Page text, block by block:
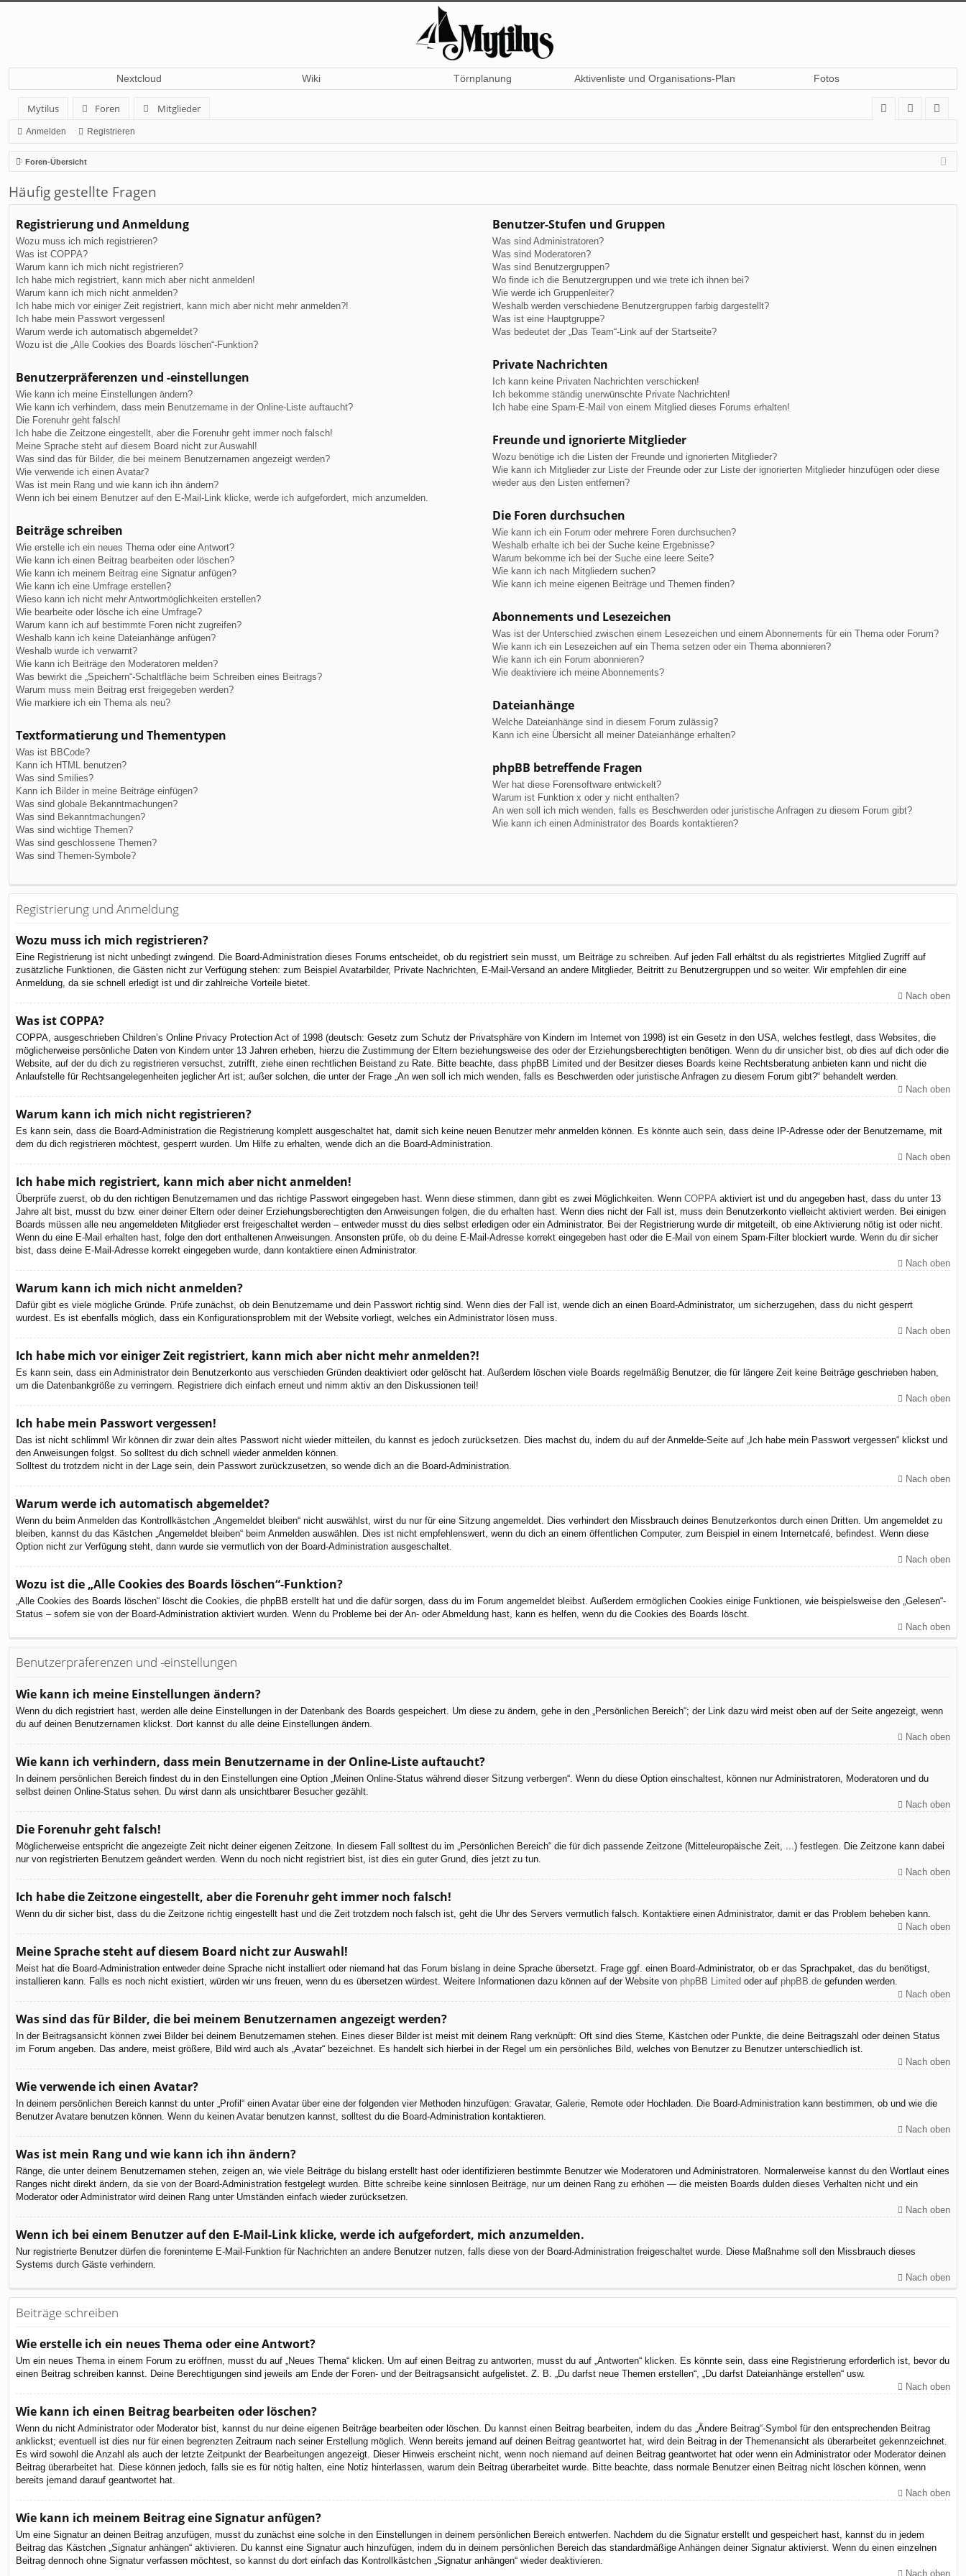
Nextcloud Wiki Törnplanung Aktivenliste und Organisations-Plan Fotos
Mytilus Foren
Mitglieder
Q
m
el
ist
rie
Anmelden Registrieren
Foren-Übersicht
Häufig gestellte Fragen
Registrierung und Anmeldung
Wozu muss ich mich registrieren?
Was ist COPPA?
Warum kann ich mich nicht registrieren?
Ich habe mich registriert, kann mich aber nicht anmelden!
Warum kann ich mich nicht anmelden?
Ich habe mich vor einiger Zeit registriert, kann mich aber nicht mehr anmelden?!
Ich habe mein Passwort vergessen!
Warum werde ich automatisch abgemeldet?
Wozu ist die „Alle Cookies des Boards löschen“-Funktion?
Benutzerpräferenzen und -einstellungen
Wie kann ich meine Einstellungen ändern?
Wie kann ich verhindern, dass mein Benutzername in der Online-Liste auftaucht?
Die Forenuhr geht falsch!
Ich habe die Zeitzone eingestellt, aber die Forenuhr geht immer noch falsch!
Meine Sprache steht auf diesem Board nicht zur Auswahl!
Was sind das für Bilder, die bei meinem Benutzernamen angezeigt werden?
Wie verwende ich einen Avatar?
Was ist mein Rang und wie kann ich ihn ändern?
Wenn ich bei einem Benutzer auf den E-Mail-Link klicke, werde ich aufgefordert, mich anzumelden.
Beiträge schreiben
Wie erstelle ich ein neues Thema oder eine Antwort?
Wie kann ich einen Beitrag bearbeiten oder löschen?
Wie kann ich meinem Beitrag eine Signatur anfügen?
Wie kann ich eine Umfrage erstellen?
Wieso kann ich nicht mehr Antwortmöglichkeiten erstellen?
Wie bearbeite oder lösche ich eine Umfrage?
Warum kann ich auf bestimmte Foren nicht zugreifen?
Weshalb kann ich keine Dateianhänge anfügen?
Weshalb wurde ich verwarnt?
Wie kann ich Beiträge den Moderatoren melden?
Was bewirkt die „Speichern“-Schaltfläche beim Schreiben eines Beitrags?
Warum muss mein Beitrag erst freigegeben werden?
Wie markiere ich ein Thema als neu?
Textformatierung und Thementypen
Was ist BBCode?
Kann ich HTML benutzen?
Was sind Smilies?
Kann ich Bilder in meine Beiträge einfügen?
Was sind globale Bekanntmachungen?
Was sind Bekanntmachungen?
Was sind wichtige Themen?
Was sind geschlossene Themen?
Was sind Themen-Symbole?
Benutzer-Stufen und Gruppen
Was sind Administratoren?
Was sind Moderatoren?
Was sind Benutzergruppen?
Wo finde ich die Benutzergruppen und wie trete ich ihnen bei?
Wie werde ich Gruppenleiter?
Weshalb werden verschiedene Benutzergruppen farbig dargestellt?
Was ist eine Hauptgruppe?
Was bedeutet der „Das Team“-Link auf der Startseite?
Private Nachrichten
Ich kann keine Privaten Nachrichten verschicken!
Ich bekomme ständig unerwünschte Private Nachrichten!
Ich habe eine Spam-E-Mail von einem Mitglied dieses Forums erhalten!
Freunde und ignorierte Mitglieder
Wozu benötige ich die Listen der Freunde und ignorierten Mitglieder?
Wie kann ich Mitglieder zur Liste der Freunde oder zur Liste der ignorierten Mitglieder hinzufügen oder diese
wieder aus den Listen entfernen?
Die Foren durchsuchen
Wie kann ich ein Forum oder mehrere Foren durchsuchen?
Weshalb erhalte ich bei der Suche keine Ergebnisse?
Warum bekomme ich bei der Suche eine leere Seite?
Wie kann ich nach Mitgliedern suchen?
Wie kann ich meine eigenen Beiträge und Themen finden?
Abonnements und Lesezeichen
Was ist der Unterschied zwischen einem Lesezeichen und einem Abonnements für ein Thema oder Forum?
Wie kann ich ein Lesezeichen auf ein Thema setzen oder ein Thema abonnieren?
Wie kann ich ein Forum abonnieren?
Wie deaktiviere ich meine Abonnements?
Dateianhänge
Welche Dateianhänge sind in diesem Forum zulässig?
Kann ich eine Übersicht all meiner Dateianhänge erhalten?
phpBB betreffende Fragen
Wer hat diese Forensoftware entwickelt?
Warum ist Funktion x oder y nicht enthalten?
An wen soll ich mich wenden, falls es Beschwerden oder juristische Anfragen zu diesem Forum gibt?
Wie kann ich einen Administrator des Boards kontaktieren?
Registrierung und Anmeldung
Wozu muss ich mich registrieren?
Eine Registrierung ist nicht unbedingt zwingend. Die Board-Administration dieses Forums entscheidet, ob du registriert sein musst, um Beiträge zu schreiben. Auf jeden Fall erhältst du als registriertes Mitglied Zugriff auf
zusätzliche Funktionen, die Gästen nicht zur Verfügung stehen: zum Beispiel Avatarbilder, Private Nachrichten, E-Mail-Versand an andere Mitglieder, Beitritt zu Benutzergruppen und so weiter. Wir empfehlen dir eine
Anmeldung, da sie schnell erledigt ist und dir zahlreiche Vorteile bietet.
Nach oben
Was ist COPPA?
COPPA, ausgeschrieben Children’s Online Privacy Protection Act of 1998 (deutsch: Gesetz zum Schutz der Privatsphäre von Kindern im Internet von 1998) ist ein Gesetz in den USA, welches festlegt, dass Websites, die
möglicherweise persönliche Daten von Kindern unter 13 Jahren erheben, hierzu die Zustimmung der Eltern beziehungsweise des oder der Erziehungsberechtigten benötigen. Wenn du dir unsicher bist, ob dies auf dich oder die
Website, auf der du dich zu registrieren versuchst, zutrifft, ziehe einen rechtlichen Beistand zu Rate. Bitte beachte, dass phpBB Limited und der Besitzer dieses Boards keine Rechtsberatung anbieten kann und nicht die
Anlaufstelle für Rechtsangelegenheiten jeglicher Art ist; außer solchen, die unter der Frage „An wen soll ich mich wenden, falls es Beschwerden oder juristische Anfragen zu diesem Forum gibt?“ behandelt werden.
Nach oben
Warum kann ich mich nicht registrieren?
Es kann sein, dass die Board-Administration die Registrierung komplett ausgeschaltet hat, damit sich keine neuen Benutzer mehr anmelden können. Es könnte auch sein, dass deine IP-Adresse oder der Benutzername, mit
dem du dich registrieren möchtest, gesperrt wurden. Um Hilfe zu erhalten, wende dich an die Board-Administration.
Nach oben
Ich habe mich registriert, kann mich aber nicht anmelden!
Überprüfe zuerst, ob du den richtigen Benutzernamen und das richtige Passwort eingegeben hast. Wenn diese stimmen, dann gibt es zwei Möglichkeiten. Wenn COPPA aktiviert ist und du angegeben hast, dass du unter 13
Jahre alt bist, musst du bzw. einer deiner Eltern oder deiner Erziehungsberechtigten den Anweisungen folgen, die du erhalten hast. Wenn dies nicht der Fall ist, muss dein Benutzerkonto vielleicht aktiviert werden. Bei einigen
Boards müssen alle neu angemeldeten Mitglieder erst freigeschaltet werden – entweder musst du dies selbst erledigen oder ein Administrator. Bei der Registrierung wurde dir mitgeteilt, ob eine Aktivierung nötig ist oder nicht.
Wenn du eine E-Mail erhalten hast, folge den dort enthaltenen Anweisungen. Ansonsten prüfe, ob du deine E-Mail-Adresse korrekt eingegeben hast oder die E-Mail von einem Spam-Filter blockiert wurde. Wenn du dir sicher
bist, dass deine E-Mail-Adresse korrekt eingegeben wurde, dann kontaktiere einen Administrator.
Nach oben
Warum kann ich mich nicht anmelden?
Dafür gibt es viele mögliche Gründe. Prüfe zunächst, ob dein Benutzername und dein Passwort richtig sind. Wenn dies der Fall ist, wende dich an einen Board-Administrator, um sicherzugehen, dass du nicht gesperrt
wurdest. Es ist ebenfalls möglich, dass ein Konfigurationsproblem mit der Website vorliegt, welches ein Administrator lösen muss.
Nach oben
Ich habe mich vor einiger Zeit registriert, kann mich aber nicht mehr anmelden?!
Es kann sein, dass ein Administrator dein Benutzerkonto aus verschieden Gründen deaktiviert oder gelöscht hat. Außerdem löschen viele Boards regelmäßig Benutzer, die für längere Zeit keine Beiträge geschrieben haben,
um die Datenbankgröße zu verringern. Registriere dich einfach erneut und nimm aktiv an den Diskussionen teil!
Nach oben
Ich habe mein Passwort vergessen!
Das ist nicht schlimm! Wir können dir zwar dein altes Passwort nicht wieder mitteilen, du kannst es jedoch zurücksetzen. Dies machst du, indem du auf der Anmelde-Seite auf „Ich habe mein Passwort vergessen“ klickst und
den Anweisungen folgst. So solltest du dich schnell wieder anmelden können.
Solltest du trotzdem nicht in der Lage sein, dein Passwort zurückzusetzen, so wende dich an die Board-Administration.
Nach oben
Warum werde ich automatisch abgemeldet?
Wenn du beim Anmelden das Kontrollkästchen „Angemeldet bleiben“ nicht auswählst, wirst du nur für eine Sitzung angemeldet. Dies verhindert den Missbrauch deines Benutzerkontos durch einen Dritten. Um angemeldet zu
bleiben, kannst du das Kästchen „Angemeldet bleiben“ beim Anmelden auswählen. Dies ist nicht empfehlenswert, wenn du dich an einem öffentlichen Computer, zum Beispiel in einem Internetcafé, befindest. Wenn diese
Option nicht zur Verfügung steht, dann wurde sie vermutlich von der Board-Administration ausgeschaltet.
Nach oben
Wozu ist die „Alle Cookies des Boards löschen“-Funktion?
„Alle Cookies des Boards löschen“ löscht die Cookies, die phpBB erstellt hat und die dafür sorgen, dass du im Forum angemeldet bleibst. Außerdem ermöglichen Cookies einige Funktionen, wie beispielsweise den „Gelesen“-
Status – sofern sie von der Board-Administration aktiviert wurden. Wenn du Probleme bei der An- oder Abmeldung hast, kann es helfen, wenn du die Cookies des Boards löscht.
Nach oben
Benutzerpräferenzen und -einstellungen
Wie kann ich meine Einstellungen ändern?
Wenn du dich registriert hast, werden alle deine Einstellungen in der Datenbank des Boards gespeichert. Um diese zu ändern, gehe in den „Persönlichen Bereich“; der Link dazu wird meist oben auf der Seite angezeigt, wenn
du auf deinen Benutzernamen klickst. Dort kannst du alle deine Einstellungen ändern.
Nach oben
Wie kann ich verhindern, dass mein Benutzername in der Online-Liste auftaucht?
In deinem persönlichen Bereich findest du in den Einstellungen eine Option „Meinen Online-Status während dieser Sitzung verbergen“. Wenn du diese Option einschaltest, können nur Administratoren, Moderatoren und du
selbst deinen Online-Status sehen. Du wirst dann als unsichtbarer Besucher gezählt.
Nach oben
Die Forenuhr geht falsch!
Möglicherweise entspricht die angezeigte Zeit nicht deiner eigenen Zeitzone. In diesem Fall solltest du im „Persönlichen Bereich“ die für dich passende Zeitzone (Mitteleuropäische Zeit, ...) festlegen. Die Zeitzone kann dabei
nur von registrierten Benutzern geändert werden. Wenn du noch nicht registriert bist, ist dies ein guter Grund, dies jetzt zu tun.
Nach oben
Ich habe die Zeitzone eingestellt, aber die Forenuhr geht immer noch falsch!
Wenn du dir sicher bist, dass du die Zeitzone richtig eingestellt hast und die Zeit trotzdem noch falsch ist, geht die Uhr des Servers vermutlich falsch. Kontaktiere einen Administrator, damit er das Problem beheben kann.
Nach oben
Meine Sprache steht auf diesem Board nicht zur Auswahl!
Meist hat die Board-Administration entweder deine Sprache nicht installiert oder niemand hat das Forum bislang in deine Sprache übersetzt. Frage ggf. einen Board-Administrator, ob er das Sprachpaket, das du benötigst,
installieren kann. Falls es noch nicht existiert, würden wir uns freuen, wenn du es übersetzen würdest. Weitere Informationen dazu können auf der Website von phpBB Limited oder auf phpBB.de gefunden werden.
Nach oben
Was sind das für Bilder, die bei meinem Benutzernamen angezeigt werden?
In der Beitragsansicht können zwei Bilder bei deinem Benutzernamen stehen. Eines dieser Bilder ist meist mit deinem Rang verknüpft: Oft sind dies Sterne, Kästchen oder Punkte, die deine Beitragszahl oder deinen Status
im Forum angeben. Das andere, meist größere, Bild wird auch als „Avatar“ bezeichnet. Es handelt sich hierbei in der Regel um ein persönliches Bild, welches von Benutzer zu Benutzer unterschiedlich ist.
Nach oben
Wie verwende ich einen Avatar?
In deinem persönlichen Bereich kannst du unter „Profil“ einen Avatar über eine der folgenden vier Methoden hinzufügen: Gravatar, Galerie, Remote oder Hochladen. Die Board-Administration kann bestimmen, ob und wie die
Benutzer Avatare benutzen können. Wenn du keinen Avatar benutzen kannst, solltest du die Board-Administration kontaktieren.
Nach oben
Was ist mein Rang und wie kann ich ihn ändern?
Ränge, die unter deinem Benutzernamen stehen, zeigen an, wie viele Beiträge du bislang erstellt hast oder identifizieren bestimmte Benutzer wie Moderatoren und Administratoren. Normalerweise kannst du den Wortlaut eines
Ranges nicht direkt ändern, da sie von der Board-Administration festgelegt wurden. Bitte schreibe keine sinnlosen Beiträge, nur um deinen Rang zu erhöhen — die meisten Boards dulden dieses Verhalten nicht und ein
Moderator oder Administrator wird deinen Rang unter Umständen einfach wieder zurücksetzen.
Nach oben
Wenn ich bei einem Benutzer auf den E-Mail-Link klicke, werde ich aufgefordert, mich anzumelden.
Nur registrierte Benutzer dürfen die foreninterne E-Mail-Funktion für Nachrichten an andere Benutzer nutzen, falls diese von der Board-Administration freigeschaltet wurde. Diese Maßnahme soll den Missbrauch dieses
Systems durch Gäste verhindern.
Nach oben
Beiträge schreiben
Wie erstelle ich ein neues Thema oder eine Antwort?
Um ein neues Thema in einem Forum zu eröffnen, musst du auf „Neues Thema“ klicken. Um auf einen Beitrag zu antworten, musst du auf „Antworten“ klicken. Es könnte sein, dass eine Registrierung erforderlich ist, bevor du
einen Beitrag schreiben kannst. Deine Berechtigungen sind jeweils am Ende der Foren- und der Beitragsansicht aufgelistet. Z. B. „Du darfst neue Themen erstellen“, „Du darfst Dateianhänge erstellen“ usw.
Nach oben
Wie kann ich einen Beitrag bearbeiten oder löschen?
Wenn du nicht Administrator oder Moderator bist, kannst du nur deine eigenen Beiträge bearbeiten oder löschen. Du kannst einen Beitrag bearbeiten, indem du das „Ändere Beitrag“-Symbol für den entsprechenden Beitrag
anklickst; eventuell ist dies nur für einen begrenzten Zeitraum nach seiner Erstellung möglich. Wenn bereits jemand auf deinen Beitrag geantwortet hat, wird dein Beitrag in der Themenansicht als überarbeitet gekennzeichnet.
Es wird sowohl die Anzahl als auch der letzte Zeitpunkt der Bearbeitungen angezeigt. Dieser Hinweis erscheint nicht, wenn noch niemand auf deinen Beitrag geantwortet hat oder wenn ein Administrator oder Moderator deinen
Beitrag überarbeitet hat. Diese können jedoch, falls sie es für nötig halten, eine Notiz hinterlassen, warum dein Beitrag überarbeitet wurde. Bitte beachte, dass normale Benutzer einen Beitrag nicht löschen können, wenn
bereits jemand darauf geantwortet hat.
Nach oben
Wie kann ich meinem Beitrag eine Signatur anfügen?
Um eine Signatur an deinen Beitrag anzufügen, musst du zunächst eine solche in den Einstellungen in deinem persönlichen Bereich entwerfen. Nachdem du die Signatur erstellt und gespeichert hast, kannst du in jedem
Beitrag das Kästchen „Signatur anhängen“ aktivieren. Du kannst eine Signatur auch hinzufügen, indem du in deinem persönlichen Bereich das standardmäßige Anhängen deiner Signatur aktivierst. Wenn du einen einzelnen
Beitrag dennoch ohne Signatur verfassen möchtest, so kannst du dort einfach das Kontrollkästchen „Signatur anhängen“ wieder deaktivieren.
Nach oben